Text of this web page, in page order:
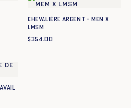
CHEVALIÈRE ARGENT - MEM X
LMSM
$354.00